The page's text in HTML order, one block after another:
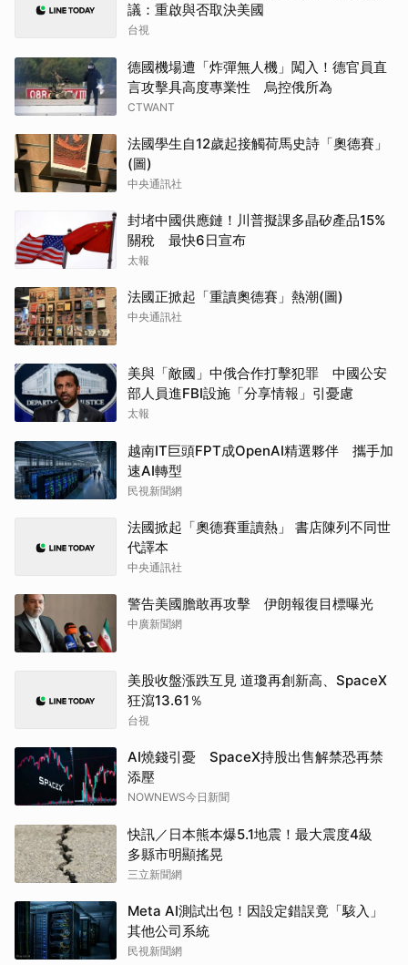
議：重啟與否取決美國
台視
德國機場遭「炸彈無人機」闖入！德官員直
言攻擊具高度專業性 烏控俄所為
CTWANT
法國學生自12歲起接觸荷馬史詩「奧德賽」
(圖)
中央通訊社
封堵中國供應鏈！川普擬課多晶矽產品15%
關稅 最快6日宣布
太報
法國正掀起「重讀奧德賽」熱潮(圖)
中央通訊社
美與「敵國」中俄合作打擊犯罪 中國公安
部人員進FBI設施「分享情報」引憂慮
太報
越南IT巨頭FPT成OpenAI精選夥伴 攜手加
速AI轉型
民視新聞網
法國掀起「奧德賽重讀熱」 書店陳列不同世
代譯本
中央通訊社
警告美國膽敢再攻擊 伊朗報復目標曝光
中廣新聞網
美股收盤漲跌互見 道瓊再創新高、SpaceX
狂瀉13.61％
台視
AI燒錢引憂 SpaceX持股出售解禁恐再禁
添壓
NOWNEWS今日新聞
快訊／日本熊本爆5.1地震！最大震度4級
多縣市明顯搖晃
三立新聞網
Meta AI測試出包！因設定錯誤竟「駭入」
其他公司系統
民視新聞網